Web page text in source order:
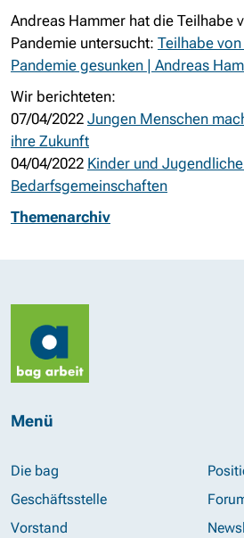
Andreas Hammer hat die Teilhabe
Pandemie untersucht: Teilhabe
Pandemie gesunken | Andreas
Wir berichteten:
07/04/2022 Jungen Menschen
ihre Zukunft
04/04/2022 Kinder und
Bedarfsgemeinschaften
Themenarchiv
Menü
Die bag
Geschäftsstelle
Vorstand